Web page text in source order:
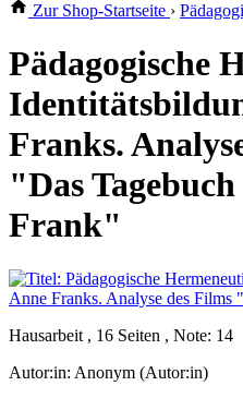
Zur Shop-Startseite ›
Pädagogische
Franks.
"Das
Frank"
Hausarbeit , 16 Seiten , Note: 14
Autor:in: Anonym (Autor:in)